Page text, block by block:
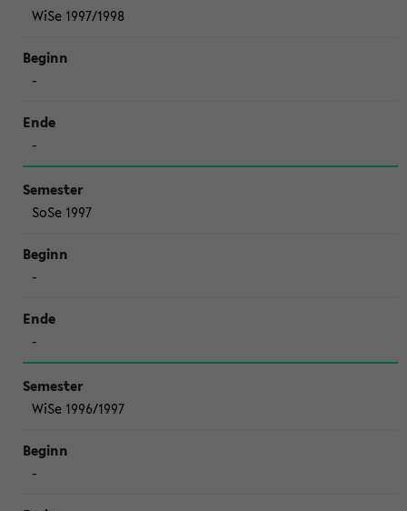
WiSe 1997/1998
-
-
SoSe 1997
-
-
WiSe 1996/1997
-